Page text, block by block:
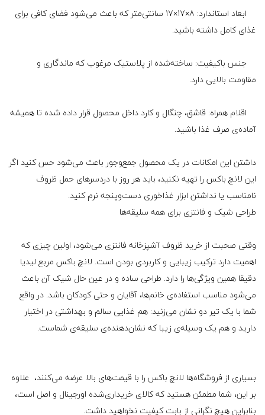
ابعاد استاندارد: 8×17×17 سانتی‌متر که باعث می‌شود فضای کافی برای
غذای کامل داشته باشید.
جنس باکیفیت: ساخته‌شده از پلاستیک مرغوب که ماندگاری و
مقاومت بالایی دارد.
اقلام همراه: قاشق، چنگال و کارد داخل محصول قرار داده شده تا همیشه
آماده‌ی صرف غذا باشید.
داشتن این امکانات در یک محصول جمع‌وجور باعث می‌شود حس کنید اگر
این لانچ باکس را تهیه نکنید، باید هر روز با دردسرهای حمل ظروف
نامناسب یا نداشتن ابزار غذاخوری دست‌وپنجه نرم کنید.
طراحی شیک و فانتزی برای همه سلیقه‌ها
وقتی صحبت از خرید ظروف آشپزخانه فانتزی می‌شود، اولین چیزی که
اهمیت دارد ترکیب زیبایی و کاربردی بودن است. لانچ باکس مربع لیدیا
دقیقا همین ویژگی‌ها را دارد. طراحی ساده و در عین حال شیک آن باعث
می‌شود مناسب استفاده‌ی خانم‌ها، آقایان و حتی کودکان باشد. در واقع
شما با یک تیر دو نشان می‌زنید: هم غذایی سالم و بهداشتی در اختیار
دارید و هم یک وسیله‌ی زیبا که نشان‌دهنده‌ی سلیقه‌ی شماست.
بسیاری از فروشگاه‌ها لانچ باکس را با قیمت‌های بالا عرضه می‌کنند، علاوه
بر این، شما مطمئن هستید که کالای خریداری‌شده اورجینال و اصل است،
بنابراین هیچ نگرانی از بابت کیفیت نخواهید داشت.